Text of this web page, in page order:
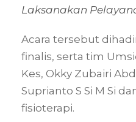
Laksanakan
Acara tersebut
finalis, serta tim
Kes, Okky Zubairi
Suprianto S Si M Si
fisioterapi.